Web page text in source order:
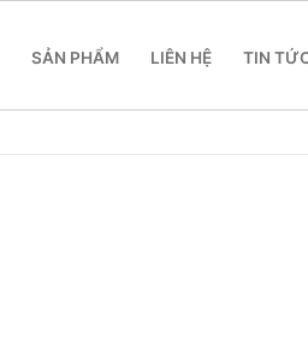
SẢN PHẨM LIÊN HỆ TIN